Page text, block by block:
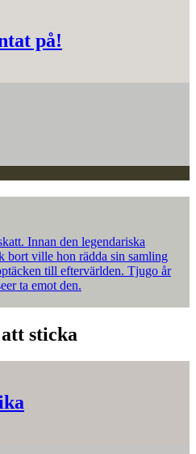
på!
Innan den legendariska
bort ville hon rädda sin samling
till eftervärlden. Tjugo år
ta emot den.
sticka